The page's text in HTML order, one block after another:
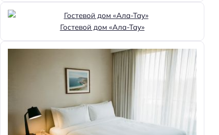
Гостевой дом «Ала-Тау»